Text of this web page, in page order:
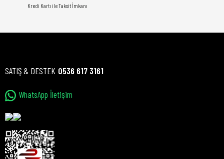
Kredi Kartı ile Taksit İmkanı
SATIŞ & DESTEK 0536 617 3161
WhatsApp İletişim